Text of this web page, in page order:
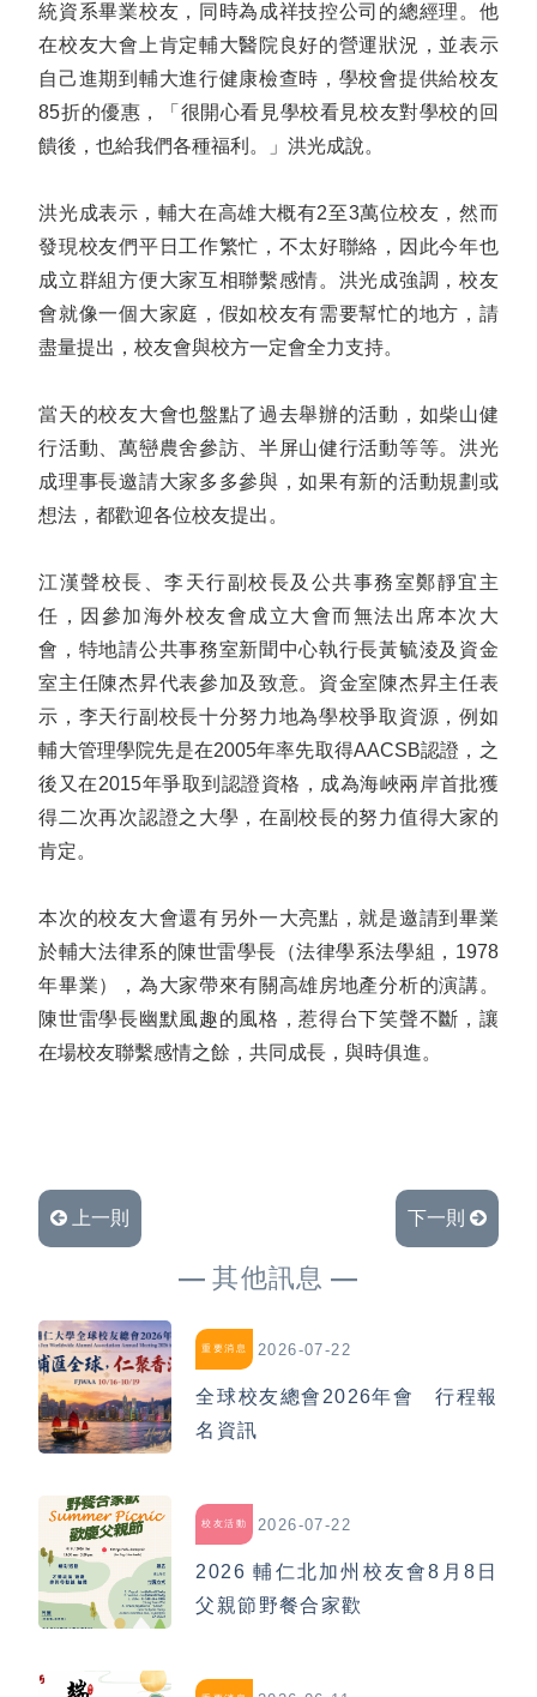
統資系畢業校友，同時為成祥技控公司的總經理。他
在校友大會上肯定輔大醫院良好的營運狀況，並表示
自己進期到輔大進行健康檢查時，學校會提供給校友
85折的優惠，「很開心看見學校看見校友對學校的回
饋後，也給我們各種福利。」洪光成說。
洪光成表示，輔大在高雄大概有2至3萬位校友，然而
發現校友們平日工作繁忙，不太好聯絡，因此今年也
成立群組方便大家互相聯繫感情。洪光成強調，校友
會就像一個大家庭，假如校友有需要幫忙的地方，請
盡量提出，校友會與校方一定會全力支持。
當天的校友大會也盤點了過去舉辦的活動，如柴山健
行活動、萬巒農舍參訪、半屏山健行活動等等。洪光
成理事長邀請大家多多參與，如果有新的活動規劃或
想法，都歡迎各位校友提出。
江漢聲校長、李天行副校長及公共事務室鄭靜宜主
任，因參加海外校友會成立大會而無法出席本次大
會，特地請公共事務室新聞中心執行長黃毓淩及資金
室主任陳杰昇代表參加及致意。資金室陳杰昇主任表
示，李天行副校長十分努力地為學校爭取資源，例如
輔大管理學院先是在2005年率先取得AACSB認證，之
後又在2015年爭取到認證資格，成為海峽兩岸首批獲
得二次再次認證之大學，在副校長的努力值得大家的
肯定。
本次的校友大會還有另外一大亮點，就是邀請到畢業
於輔大法律系的陳世雷學長（法律學系法學組，1978
年畢業），為大家帶來有關高雄房地產分析的演講。
陳世雷學長幽默風趣的風格，惹得台下笑聲不斷，讓
在場校友聯繫感情之餘，共同成長，與時俱進。
上一則 下一則
其他訊息
重要消息 2026-07-22
全球校友總會2026年會 行程報
名資訊
校友活動 2026-07-22
2026 輔仁北加州校友會8月8日
父親節野餐合家歡